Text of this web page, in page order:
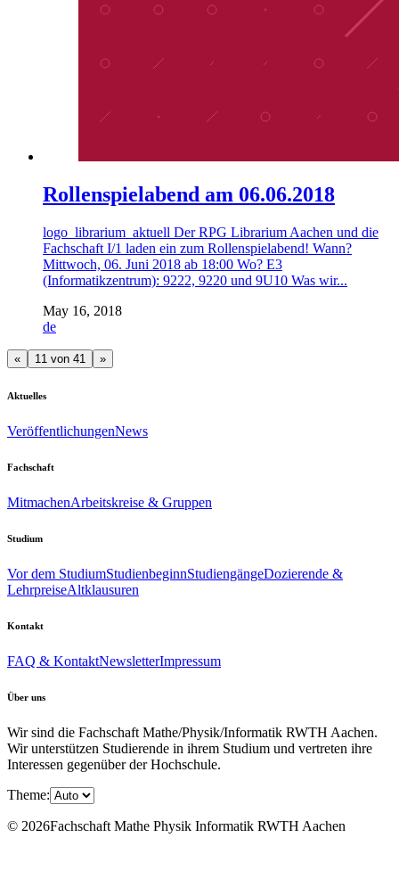
Rollenspielabend am 06.06.2018
logo_librarium_aktuell Der RPG Librarium Aachen und die
Fachschaft I/1 laden ein zum Rollenspielabend! Wann?
Mittwoch, 06. Juni 2018 ab 18:00 Wo? E3
(Informatikzentrum): 9222, 9220 und 9U10 Was wir...
May 16, 2018
de
« 11 von 41 »
Aktuelles
VeröffentlichungenNews
Fachschaft
MitmachenArbeitskreise & Gruppen
Studium
Vor dem StudiumStudienbeginnStudiengängeDozierende &
LehrpreiseAltklausuren
Kontakt
FAQ & KontaktNewsletterImpressum
Über uns
Wir sind die Fachschaft Mathe/Physik/Informatik RWTH Aachen.
Wir unterstützen Studierende in ihrem Studium und vertreten ihre
Interessen gegenüber der Hochschule.
Theme:
© 2026Fachschaft Mathe Physik Informatik RWTH Aachen